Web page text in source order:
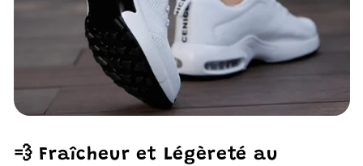
💨 Fraîcheur et Légèreté au